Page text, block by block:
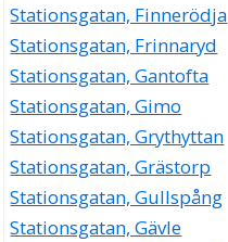
Stationsgatan, Finnerödja
Stationsgatan, Frinnaryd
Stationsgatan, Gantofta
Stationsgatan, Gimo
Stationsgatan, Grythyttan
Stationsgatan, Grästorp
Stationsgatan, Gullspång
Stationsgatan, Gävle